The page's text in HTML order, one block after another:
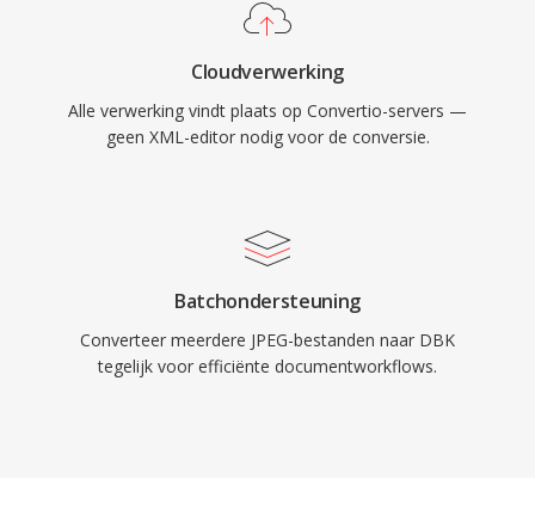
Cloudverwerking
Alle verwerking vindt plaats op Convertio-servers —
geen XML-editor nodig voor de conversie.
Batchondersteuning
Converteer meerdere JPEG-bestanden naar DBK
tegelijk voor efficiënte documentworkflows.